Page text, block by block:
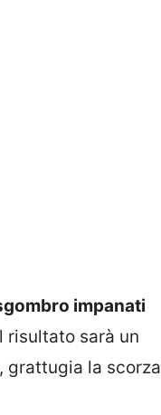
impanati
risultato sarà un
grattugia la scorza